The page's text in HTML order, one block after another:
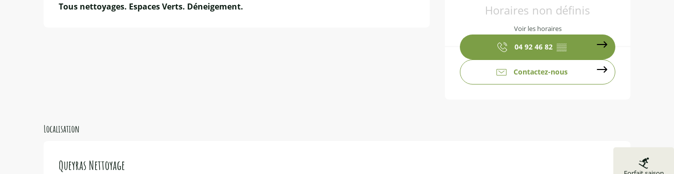
Horaires non définis
Voir les horaires
04 92 46 82 ▒▒
Contactez-nous
Tous nettoyages. Espaces Verts. Déneigement.
Localisation
Queyras Nettoyage